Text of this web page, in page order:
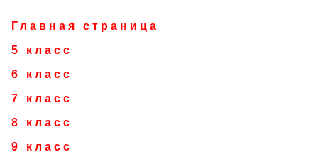
Главная страница
5 класс
6 класс
7 класс
8 класс
9 класс